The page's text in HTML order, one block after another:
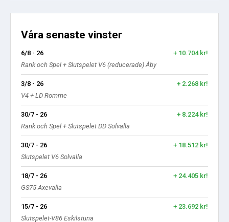
Våra senaste vinster
6/8 - 26
+ 10.704 kr!
Rank och Spel + Slutspelet V6 (reducerade) Åby
3/8 - 26
+ 2.268 kr!
V4 + LD Romme
30/7 - 26
+ 8.224 kr!
Rank och Spel + Slutspelet DD Solvalla
30/7 - 26
+ 18.512 kr!
Slutspelet V6 Solvalla
18/7 - 26
+ 24.405 kr!
GS75 Axevalla
15/7 - 26
+ 23.692 kr!
Slutspelet-V86 Eskilstuna